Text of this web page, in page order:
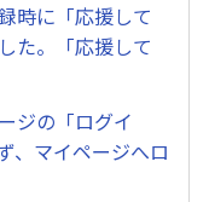
時に「応援して
た。「応援して
ジの「ログイ
、マイページへロ